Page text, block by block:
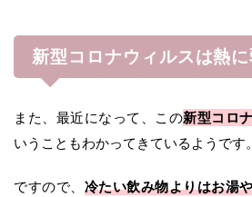
新型コロナウィルスは熱
また、最近になって、この新型コロ
いうこともわかってきているようです。
ですので、 冷たい飲み物よりはお湯